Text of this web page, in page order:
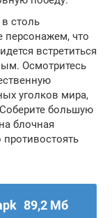
столь
персонажем, что
встретиться
Осмотритесь
уголков мира,
большую
блочная
89,2 Мб